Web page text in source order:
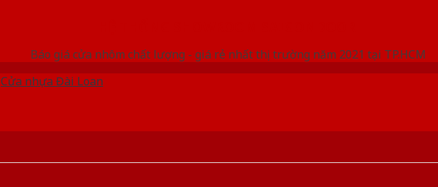
Báo giá cửa nhôm chất lượng - giá rẻ nhất thị trường năm 2021 tại TP.HCM
Cửa nhựa Đài Loan